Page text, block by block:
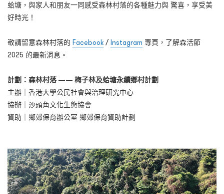
蛤塘，與家人和朋友一同感受森林村落的各種魅力與 驚喜，享受美
好時光！
敬請留意森林村落的 Facebook /Instagram 專頁，了解森活節
2025 的最新消息。
計劃：森林村落 —— 梅子林及蛤塘永續鄉村計劃
主辦 ｜香港大學公民社會與治理研究中心
協辦 ｜沙頭角文化生態協會
資助 ｜鄉郊保育辦公室 鄉郊保育資助計劃